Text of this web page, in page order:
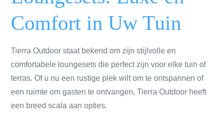
Comfort in Uw Tuin
Tierra Outdoor staat bekend om zijn stijlvolle en
comfortabele loungesets die perfect zijn voor elke tuin of
terras. Of u nu een rustige plek wilt om te ontspannen of
een ruimte om gasten te ontvangen, Tierra Outdoor heeft
een breed scala aan opties.